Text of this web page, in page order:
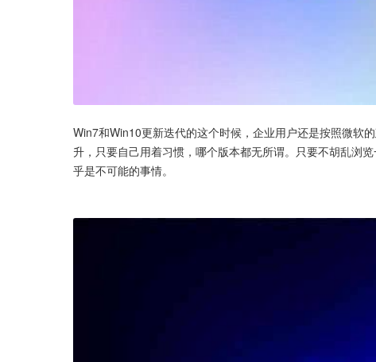
Win7和Win10更新迭代的这个时候，企业用户还是按照微软
升，只要自己用着习惯，哪个版本都无所谓。只要不胡乱浏
乎是不可能的事情。